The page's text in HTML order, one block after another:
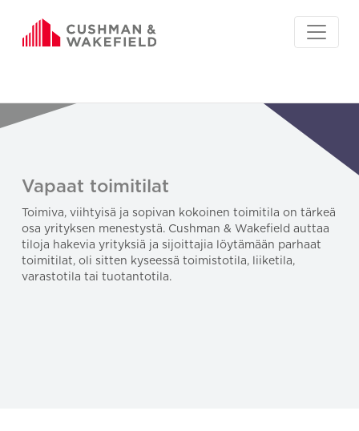
Vapaat toimitilat
Toimiva, viihtyisä ja sopivan kokoinen toimitila on tärkeä
osa yrityksen menestystä. Cushman & Wakefield auttaa
tiloja hakevia yrityksiä ja sijoittajia löytämään parhaat
toimitilat, oli sitten kyseessä toimistotila, liiketila,
varastotila tai tuotantotila.